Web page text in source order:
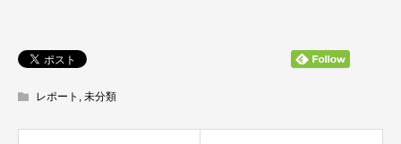
レポート 未分類